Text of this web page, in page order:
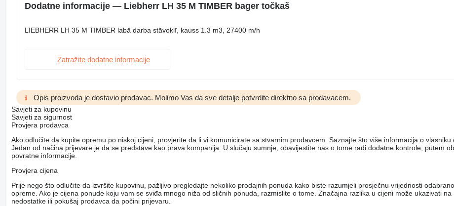
Dodatne informacije — Liebherr LH 35 M TIMBER bager točkaš
LIEBHERR LH 35 M TIMBER labā darba stāvoklī, kauss 1.3 m3, 27400 m/h
Zatražite dodatne informacije
Opis proizvoda je dostavio prodavac. Molimo Vas da sve detalje potvrdite direktno sa prodavacem.
Savjeti za kupovinu
Savjeti za sigurnost
Provjera prodavca
Ako odlučite da kupite opremu po niskoj cijeni, provjerite da li vi komunicirate sa stvarnim prodavcem. Saznajte što više informacija o vlasniku
Jedan od načina prijevare je da se predstave kao prava kompanija. U slučaju sumnje, obavijestite nas o tome radi dodatne kontrole, putem
povratne informacije.
Provjera cijena
Prije nego što odlučite da izvršite kupovinu, pažljivo pregledajte nekoliko prodajnih ponuda kako biste razumjeli prosječnu vrijednosti
opreme. Ako je cijena ponude koju vam se sviđa mnogo niža od sličnih ponuda, razmislite o tome. Značajna razlika u cijeni može ukazivati ​​na
nedostatke ili pokušaj prodavca da počini prijevaru.